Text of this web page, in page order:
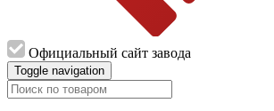
Официальный сайт завода
Toggle navigation